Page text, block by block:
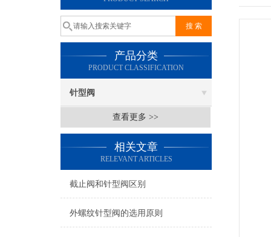
产品分类
PRODUCT CLASSIFICATION
针型阀
查看更多 >>
相关文章
RELEVANT ARTICLES
截止阀和针型阀区别
外螺纹针型阀的选用原则